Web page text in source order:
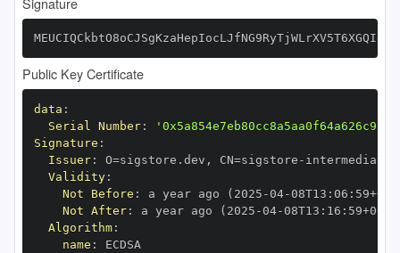
Public Key Certificate
data :
Serial Number:
Signature :
Issuer: O=sigstore.dev , CN=sigstore -
Validity:
Not Before : a year ago (2025 -04-08T13 : 06 : 59+00
Not After: a year ago (2025 -04-08T13 : 16 : 59+00
Algorithm:
name :